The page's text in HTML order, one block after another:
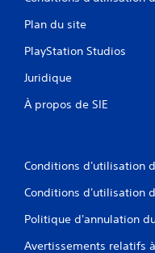
Plan du site
PlayStation Studios
Juridique
À propos de SIE
Conditions d'utilisation
Conditions d'utilisation
Politique d'annulation
Avertissements relatifs